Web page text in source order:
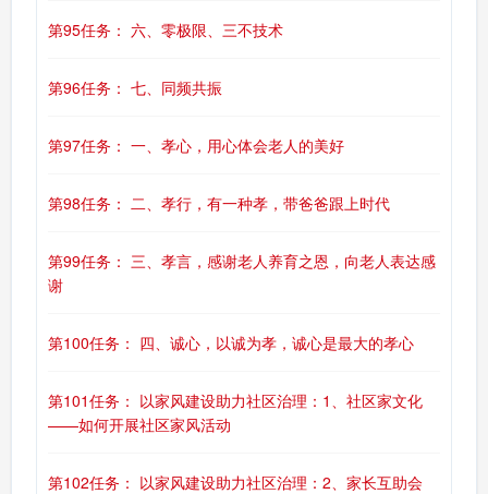
第95任务： 六、零极限、三不技术
第96任务： 七、同频共振
第97任务： 一、孝心，用心体会老人的美好
第98任务： 二、孝行，有一种孝，带爸爸跟上时代
第99任务： 三、孝言，感谢老人养育之恩，向老人表达感
谢
第100任务： 四、诚心，以诚为孝，诚心是最大的孝心
第101任务： 以家风建设助力社区治理：1、社区家文化
——如何开展社区家风活动
第102任务： 以家风建设助力社区治理：2、家长互助会